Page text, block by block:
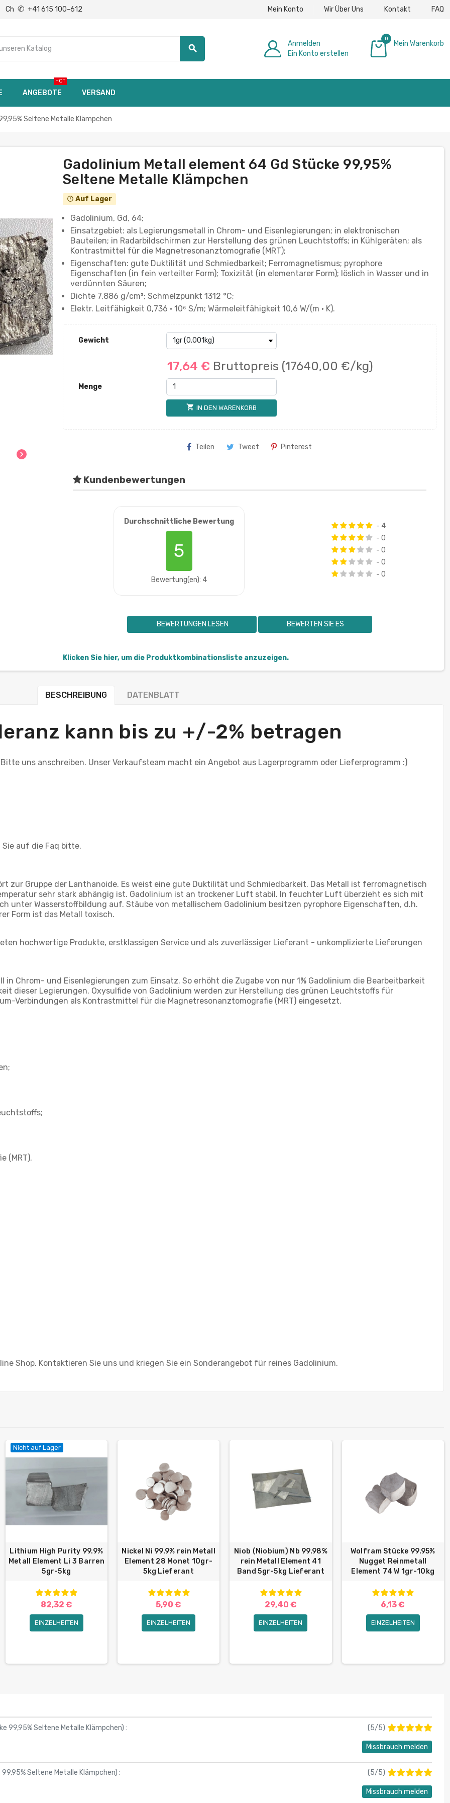
Ch ✆ +41 615 100-612 Mein Konto Wir Über Uns Kontakt FAQ
search
Anmelden
Ein Konto erstellen
0
Mein Warenkorb
ANGEBOTE
HOT
VERSAND
Seltene Metalle Klämpchen
chevron_right
Gadolinium Metall element 64 Gd Stücke 99,95%
Seltene Metalle Klämpchen
error_outline Auf Lager
Gadolinium, Gd, 64;
Einsatzgebiet: als Legierungsmetall in Chrom- und Eisenlegierungen; in elektronischen
Bauteilen; in Radarbildschirmen zur Herstellung des grünen Leuchtstoffs; in Kühlgeräten; als
Kontrastmittel für die Magnetresonanztomografie (MRT);
Eigenschaften: gute Duktilität und Schmiedbarkeit; Ferromagnetismus; pyrophore
Eigenschaften (in fein verteilter Form); Toxizität (in elementarer Form); löslich in Wasser und in
verdünnten Säuren;
Dichte 7,886 g/cm³; Schmelzpunkt 1312 °C;
Elektr. Leitfähigkeit 0,736 · 10⁶ S/m; Wärmeleitfähigkeit 10,6 W/(m · K).
Gewicht
17,64 € Bruttopreis (17640,00 €/kg)
Menge
shopping_cart IN DEN WARENKORB
Teilen Tweet Pinterest
Kundenbewertungen
Durchschnittliche Bewertung
5
Bewertung(en): 4
- 4
- 0
- 0
- 0
- 0
BEWERTUNGEN LESEN BEWERTEN SIE ES
Klicken Sie hier, um die Produktkombinationsliste anzuzeigen.
BESCHREIBUNG DATENBLATT
kann bis zu +/-2% betragen
uns anschreiben. Unser Verkaufsteam macht ein Angebot aus Lagerprogramm oder Lieferprogramm :)
auf die Faq bitte.
zur Gruppe der Lanthanoide. Es weist eine gute Duktilität und Schmiedbarkeit. Das Metall ist ferromagnetisch
sehr stark abhängig ist. Gadolinium ist an trockener Luft stabil. In feuchter Luft überzieht es sich mit
unter Wasserstoffbildung auf. Stäube von metallischem Gadolinium besitzen pyrophore Eigenschaften, d.h.
Form ist das Metall toxisch.
hochwertige Produkte, erstklassigen Service und als zuverlässiger Lieferant - unkomplizierte Lieferungen
Chrom- und Eisenlegierungen zum Einsatz. So erhöht die Zugabe von nur 1% Gadolinium die Bearbeitbarkeit
dieser Legierungen. Oxysulfide von Gadolinium werden zur Herstellung des grünen Leuchtstoffs für
Verbindungen als Kontrastmittel für die Magnetresonanztomografie (MRT) eingesetzt.
(MRT).
Shop. Kontaktieren Sie uns und kriegen Sie ein Sonderangebot für reines Gadolinium.
Nicht auf Lager
Lithium High Purity 99.9%
Metall Element Li 3 Barren
5gr-5kg
82,32 €
EINZELHEITEN
Nickel Ni 99.9% rein Metall
Element 28 Monet 10gr-
5kg Lieferant
5,90 €
EINZELHEITEN
Niob (Niobium) Nb 99.98%
rein Metall Element 41
Band 5gr-5kg Lieferant
29,40 €
EINZELHEITEN
Wolfram Stücke 99.95%
Nugget Reinmetall
Element 74 W 1gr-10kg
6,13 €
EINZELHEITEN
99,95% Seltene Metalle Klämpchen) : (5/5)
Missbrauch melden
Seltene Metalle Klämpchen) : (5/5)
Missbrauch melden